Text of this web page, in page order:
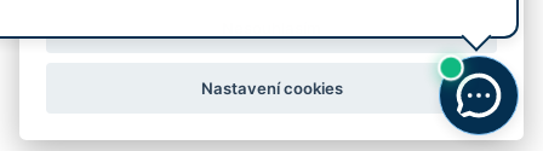
Nastavení cookies